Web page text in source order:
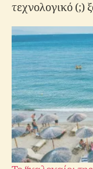
τεχνολογικό (;)
προσωπική μου
συγκεκριμένη
φράση "κάθε
συνεχίζω…